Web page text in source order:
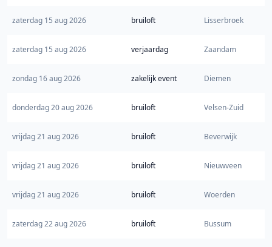
zaterdag 15 aug 2026 bruiloft Lisserbroek
zaterdag 15 aug 2026 verjaardag Zaandam
zondag 16 aug 2026 zakelijk event Diemen
donderdag 20 aug 2026 bruiloft Velsen-Zuid
vrijdag 21 aug 2026 bruiloft Beverwijk
vrijdag 21 aug 2026 bruiloft Nieuwveen
vrijdag 21 aug 2026 bruiloft Woerden
zaterdag 22 aug 2026 bruiloft Bussum